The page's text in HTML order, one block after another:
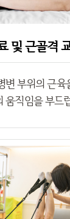
및 근골격
변 부위의 근육
움직임을 부드